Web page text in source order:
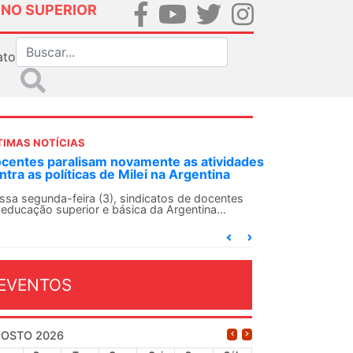
SUPERIOR
NOTÍCIAS
SN convoca docentes para Dia de
Internacionalista com Cuba em
de agosto
SN conclama suas seções sindicais e o
2026